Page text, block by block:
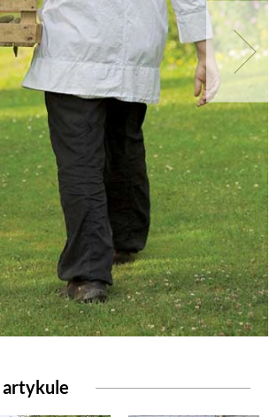
NATURALNIE
URODA
APTECZKA
DLA DOMU
EKO ŻYCIE
PRZYRODA
DOMOWE